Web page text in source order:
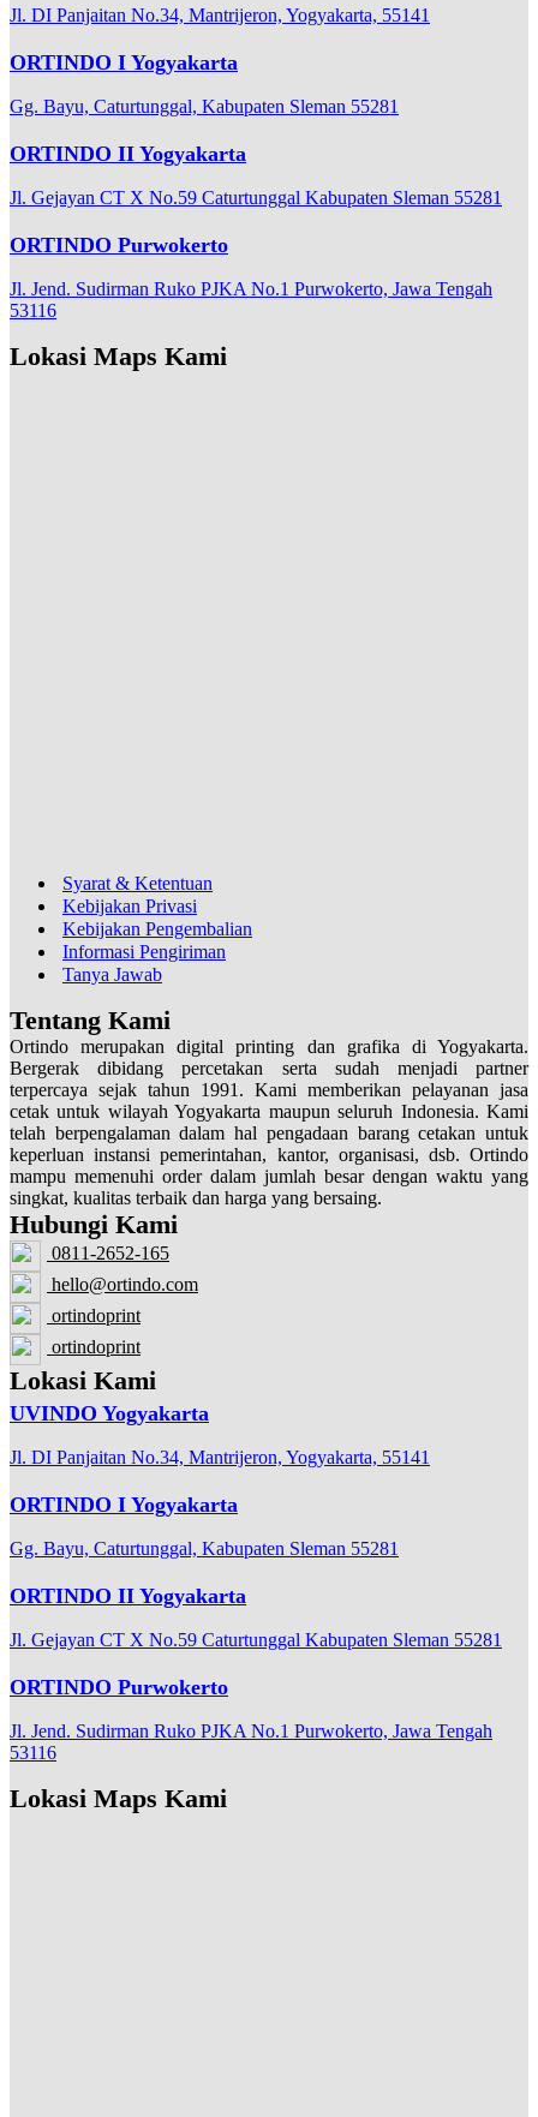
Jl. DI Panjaitan No.34, Mantrijeron, Yogyakarta, 55141
ORTINDO I Yogyakarta
Gg. Bayu, Caturtunggal, Kabupaten Sleman 55281
ORTINDO II Yogyakarta
Jl. Gejayan CT X No.59 Caturtunggal Kabupaten Sleman 55281
ORTINDO Purwokerto
Jl. Jend. Sudirman Ruko PJKA No.1 Purwokerto, Jawa Tengah
53116
Lokasi Maps Kami
Syarat & Ketentuan
Kebijakan Privasi
Kebijakan Pengembalian
Informasi Pengiriman
Tanya Jawab
Tentang Kami
Ortindo merupakan digital printing dan grafika di Yogyakarta.
Bergerak dibidang percetakan serta sudah menjadi partner
terpercaya sejak tahun 1991. Kami memberikan pelayanan jasa
cetak untuk wilayah Yogyakarta maupun seluruh Indonesia. Kami
telah berpengalaman dalam hal pengadaan barang cetakan untuk
keperluan instansi pemerintahan, kantor, organisasi, dsb. Ortindo
mampu memenuhi order dalam jumlah besar dengan waktu yang
singkat, kualitas terbaik dan harga yang bersaing.
Hubungi Kami
0811-2652-165
hello@ortindo.com
ortindoprint
ortindoprint
Lokasi Kami
UVINDO Yogyakarta
Jl. DI Panjaitan No.34, Mantrijeron, Yogyakarta, 55141
ORTINDO I Yogyakarta
Gg. Bayu, Caturtunggal, Kabupaten Sleman 55281
ORTINDO II Yogyakarta
Jl. Gejayan CT X No.59 Caturtunggal Kabupaten Sleman 55281
ORTINDO Purwokerto
Jl. Jend. Sudirman Ruko PJKA No.1 Purwokerto, Jawa Tengah
53116
Lokasi Maps Kami